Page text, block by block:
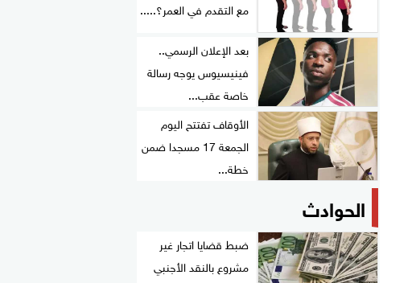
مع التقدم في العمر؟.....
بعد الإعلان الرسمي..
فينيسيوس يوجه رسالة
خاصة عقب...
الأوقاف تفتتح اليوم
الجمعة 17 مسجدا ضمن
خطة...
الحوادث
ضبط قضايا اتجار غير
مشروع بالنقد الأجنبي